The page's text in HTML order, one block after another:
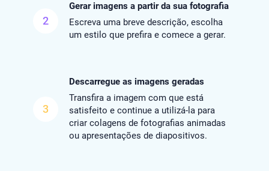
2
Gerar imagens a partir da sua fotografia
Escreva uma breve descrição, escolha
um estilo que prefira e comece a gerar.
3
Descarregue as imagens geradas
Transfira a imagem com que está
satisfeito e continue a utilizá-la para
criar colagens de fotografias animadas
ou apresentações de diapositivos.